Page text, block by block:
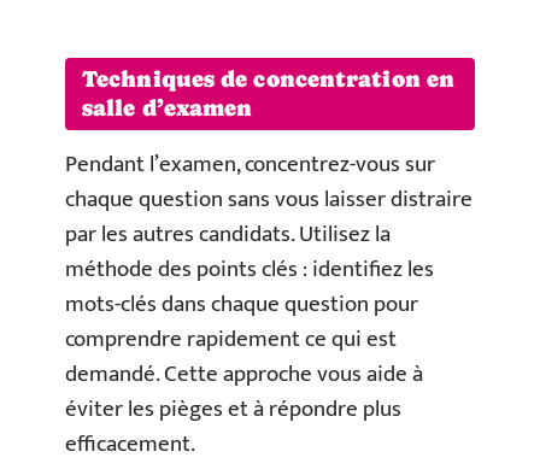
Techniques de concentration en
salle d’examen
Pendant l’examen, concentrez-vous sur
chaque question sans vous laisser distraire
par les autres candidats. Utilisez la
méthode des points clés : identifiez les
mots-clés dans chaque question pour
comprendre rapidement ce qui est
demandé. Cette approche vous aide à
éviter les pièges et à répondre plus
efficacement.